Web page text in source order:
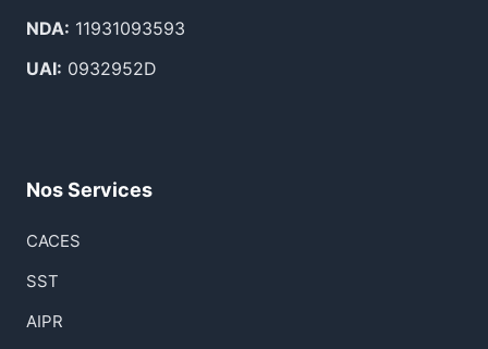
NDA: 11931093593
UAI: 0932952D
Nos Services
CACES
SST
AIPR